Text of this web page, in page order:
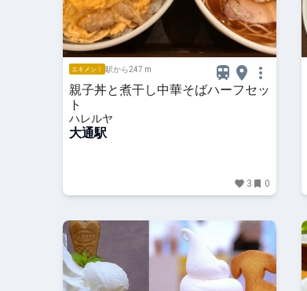
エキメシ！ 駅から247 m
親子丼と煮干し中華そばハーフセッ
ト
ハレルヤ
大通駅
3 0